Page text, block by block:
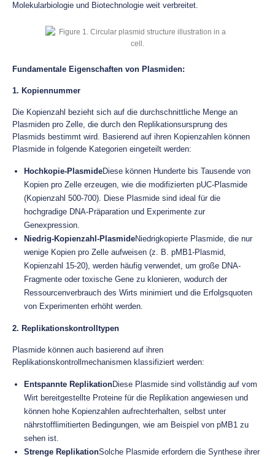
Molekularbiologie und Biotechnologie weit verbreitet.
Fundamentale Eigenschaften von Plasmiden:
1. Kopiennummer
Die Kopienzahl bezieht sich auf die durchschnittliche Menge an
Plasmiden pro Zelle, die durch den Replikationsursprung des
Plasmids bestimmt wird. Basierend auf ihren Kopienzahlen können
Plasmide in folgende Kategorien eingeteilt werden:
Hochkopie-PlasmideDiese können Hunderte bis Tausende von
Kopien pro Zelle erzeugen, wie die modifizierten pUC-Plasmide
(Kopienzahl 500-700). Diese Plasmide sind ideal für die
hochgradige DNA-Präparation und Experimente zur
Genexpression.
Niedrig-Kopienzahl-PlasmideNiedrigkopierte Plasmide, die nur
wenige Kopien pro Zelle aufweisen (z. B. pMB1-Plasmid,
Kopienzahl 15-20), werden häufig verwendet, um große DNA-
Fragmente oder toxische Gene zu klonieren, wodurch der
Ressourcenverbrauch des Wirts minimiert und die Erfolgsquoten
von Experimenten erhöht werden.
2. Replikationskontrolltypen
Plasmide können auch basierend auf ihren
Replikationskontrollmechanismen klassifiziert werden:
Entspannte ReplikationDiese Plasmide sind vollständig auf vom
Wirt bereitgestellte Proteine für die Replikation angewiesen und
können hohe Kopienzahlen aufrechterhalten, selbst unter
nährstofflimitierten Bedingungen, wie am Beispiel von pMB1 zu
sehen ist.
Strenge ReplikationSolche Plasmide erfordern die Synthese ihrer